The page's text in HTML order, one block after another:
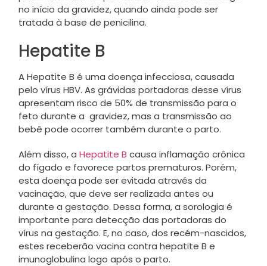
no início da gravidez, quando ainda pode ser
tratada à base de penicilina.
Hepatite B
A Hepatite B é uma doença infecciosa, causada
pelo vírus HBV. As grávidas portadoras desse vírus
apresentam risco de 50% de transmissão para o
feto durante a gravidez, mas a transmissão ao
bebê pode ocorrer também durante o parto.
Além disso, a Hepatite B causa inflamação crônica
do fígado e favorece partos prematuros. Porém,
esta doença pode ser evitada através da
vacinação, que deve ser realizada antes ou
durante a gestação. Dessa forma, a sorologia é
importante para detecção das portadoras do
vírus na gestação. E, no caso, dos recém-nascidos,
estes receberão vacina contra hepatite B e
imunoglobulina logo após o parto.